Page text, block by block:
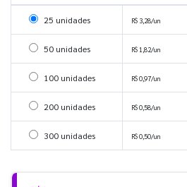
Selecionar 25 unidades
25 unidades R$ 3,28/un
Selecionar 50 unidades
50 unidades R$ 1,82/un
Selecionar 100 unidades
100 unidades R$ 0,97/un
Selecionar 200 unidades
200 unidades R$ 0,58/un
Selecionar 300 unidades
300 unidades R$ 0,50/un